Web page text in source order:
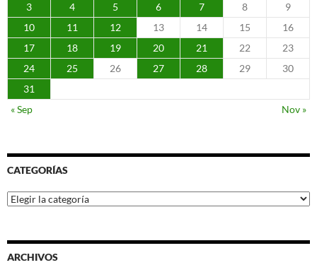
3
4 5 6 7 8
9
10
11 12 13 14 15
16
17
18 19 20 21 22
23
24
25 26 27 28 29
30
31
« Sep
Nov »
CATEGORÍAS
Categorías
ARCHIVOS